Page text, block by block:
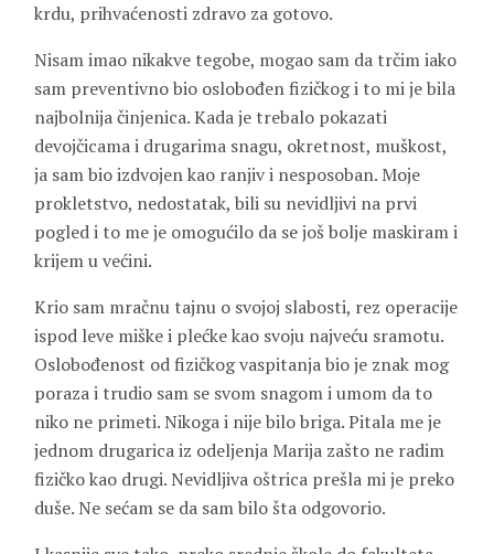
krdu, prihvaćenosti zdravo za gotovo.
Nisam imao nikakve tegobe, mogao sam da trčim iako
sam preventivno bio oslobođen fizičkog i to mi je bila
najbolnija činjenica. Kada je trebalo pokazati
devojčicama i drugarima snagu, okretnost, muškost,
ja sam bio izdvojen kao ranjiv i nesposoban. Moje
prokletstvo, nedostatak, bili su nevidljivi na prvi
pogled i to me je omogućilo da se još bolje maskiram i
krijem u većini.
Krio sam mračnu tajnu o svojoj slabosti, rez operacije
ispod leve miške i plećke kao svoju najveću sramotu.
Oslobođenost od fizičkog vaspitanja bio je znak mog
poraza i trudio sam se svom snagom i umom da to
niko ne primeti. Nikoga i nije bilo briga. Pitala me je
jednom drugarica iz odeljenja Marija zašto ne radim
fizičko kao drugi. Nevidljiva oštrica prešla mi je preko
duše. Ne sećam se da sam bilo šta odgovorio.